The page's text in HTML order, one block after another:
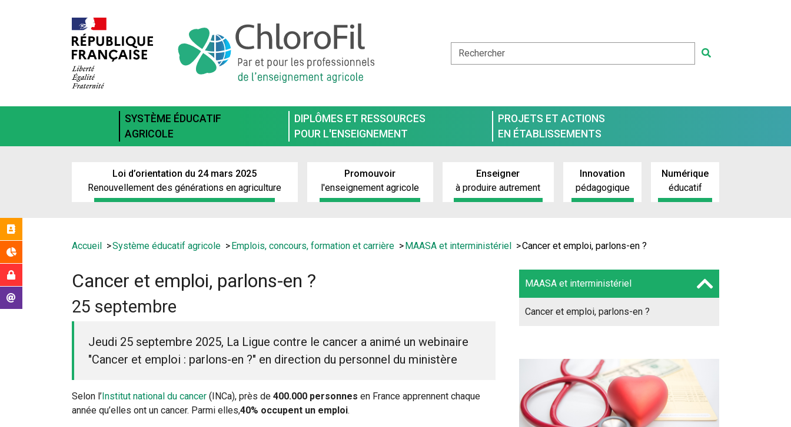
SYSTÈME ÉDUCATIF
AGRICOLE
DIPLÔMES ET RESSOURCES
POUR L'ENSEIGNEMENT
PROJETS ET ACTIONS
EN ÉTABLISSEMENTS
Loi d’orientation du 24 mars 2025
Renouvellement des générations en agriculture
Promouvoir
l'enseignement agricole
Enseigner
à produire autrement
Innovation
pédagogique
Numérique
éducatif
Intranet MAA
Vous
Accueil Système éducatif agricole Emplois, concours, formation et carrière MAASA et interministériel Cancer et emploi, parlons-en ?
Cancer et emploi, parlons-en ?
25 septembre
Jeudi 25 septembre 2025, La Ligue contre le cancer a animé un webinaire
"Cancer et emploi : parlons-en ?" en direction du personnel du ministère
Selon l’Institut national du cancer (INCa), près de 400.000 personnes en France apprennent chaque
année qu’elles ont un cancer. Parmi elles,40% occupent un emploi.
MAASA et interministériel
Cancer et emploi, parlons-en ?